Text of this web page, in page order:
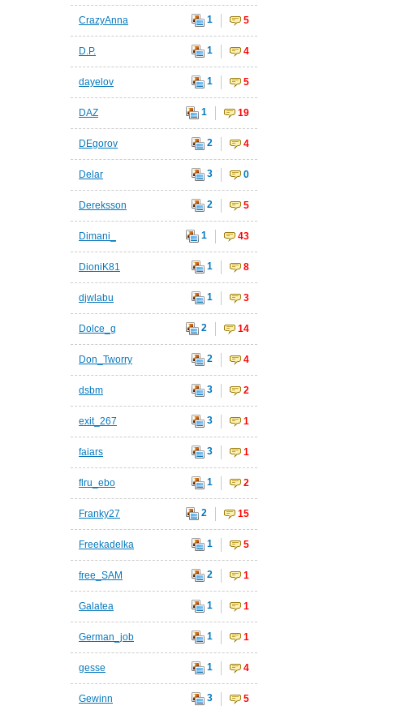
CrazyAnna 1 5
D.P. 1 4
dayelov 1 5
DAZ 1 19
DEgorov 2 4
Delar 3 0
Dereksson 2 5
Dimani_ 1 43
DioniK81 1 8
djwlabu 1 3
Dolce_g 2 14
Don_Tworry 2 4
dsbm 3 2
exit_267 3 1
faiars 3 1
flru_ebo 1 2
Franky27 2 15
Freekadelka 1 5
free_SAM 2 1
Galatea 1 1
German_job 1 1
gesse 1 4
Gewinn 3 5